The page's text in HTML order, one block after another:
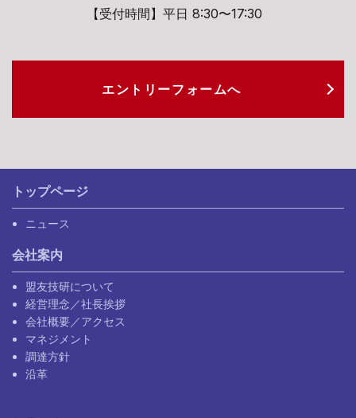
【受付時間】平日 8:30〜17:30
エントリーフォームへ
トップページ
ニュース
会社案内
盟友技研について
経営理念／社長挨拶
会社概要／アクセス
マネジメント
調達方針
沿革